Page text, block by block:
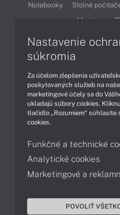
Notebooky Stolné
Monitory
Technológie
Podpora a servis
Servisné
043 4224 771
Nastavenie
súkromia
Za účelom zlepšenia
poskytovaných služieb na
marketingové účely sa do
ukladajú súbory cookies.
tlačidlo „Rozumiem“ súhlasíte
cookies.
Funkčné a technické
Analytické cookies
Marketingové a
POVOLIŤ